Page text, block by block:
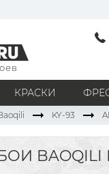
КРАСКИ
Текстильные
KY-93
BAOQILI